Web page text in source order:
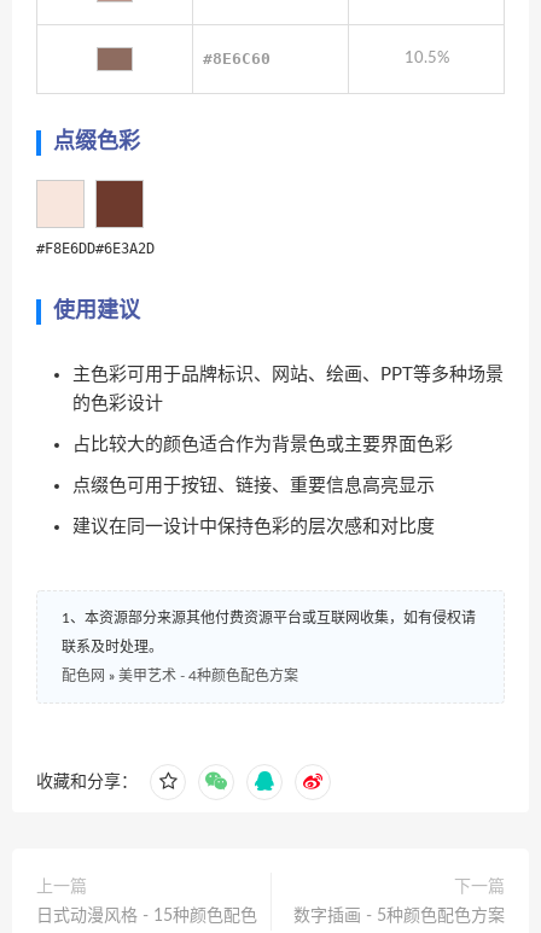
#8E6C60 10.5%
点缀色彩
#F8E6DD#6E3A2D
使用建议
主色彩可用于品牌标识、网站、绘画、PPT等多种场景
的色彩设计
占比较大的颜色适合作为背景色或主要界面色彩
点缀色可用于按钮、链接、重要信息高亮显示
建议在同一设计中保持色彩的层次感和对比度
1、本资源部分来源其他付费资源平台或互联网收集，如有侵权请
联系及时处理。
配色网 » 美甲艺术 - 4种颜色配色方案
收藏和分享：
上一篇
日式动漫风格 - 15种颜色配色
下一篇
数字插画 - 5种颜色配色方案